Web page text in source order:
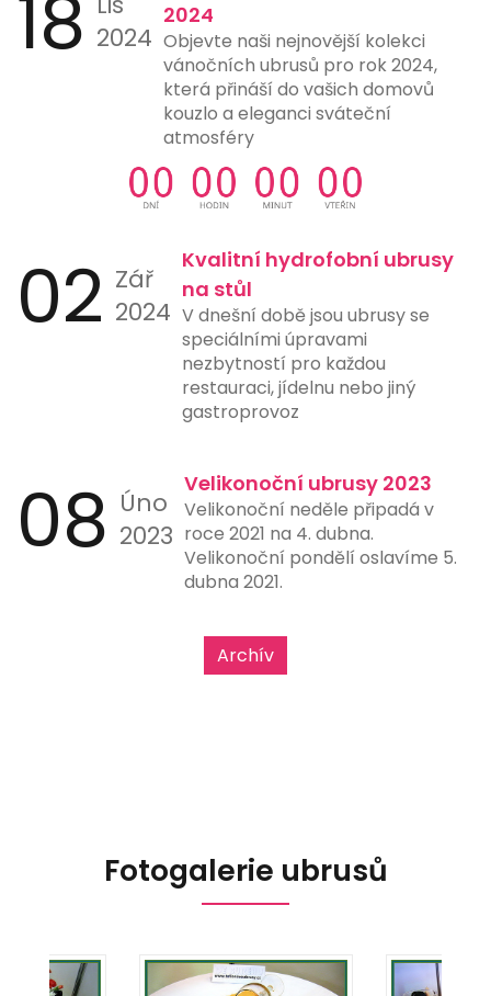
zařízení s fotoaparátem a vhodnou
aplikací. Tento způsob platby
eliminuje potřebu ručního zadávání
čísel účtů, čímž snižuje riziko chyb a
urychluje proces platby. Mnohé
banky a finanční instituce nyní
nabízejí možnost generování a
skenování QR kódů přímo ve svých
aplikacích, což ještě více usnadňuje
ideální pro online nákupy,
restaurace, čerpací stanice a další
místa, kde rychlost a jednoduchost
platby hrají klíčovou roli.
18 2024
2024
Objevte naši nejnovější kolekci
vánočních ubrusů pro rok 2024,
která přináší do vašich domovů
kouzlo a eleganci sváteční
atmosféry
02 Zář
2024
Kvalitní hydrofobní ubrusy
na stůl
V dnešní době jsou ubrusy se
speciálními úpravami
nezbytností pro každou
restauraci, jídelnu nebo jiný
gastroprovoz
08 Úno
2023
Velikonoční ubrusy 2023
Velikonoční neděle připadá v
roce 2021 na 4. dubna.
Velikonoční pondělí oslavíme 5.
dubna 2021.
Archív
Fotogalerie ubrusů